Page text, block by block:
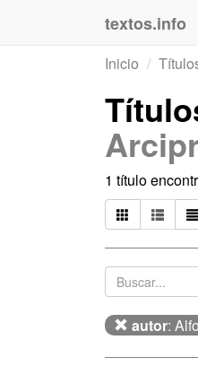
textos.info
Inicio
1 título
autor: